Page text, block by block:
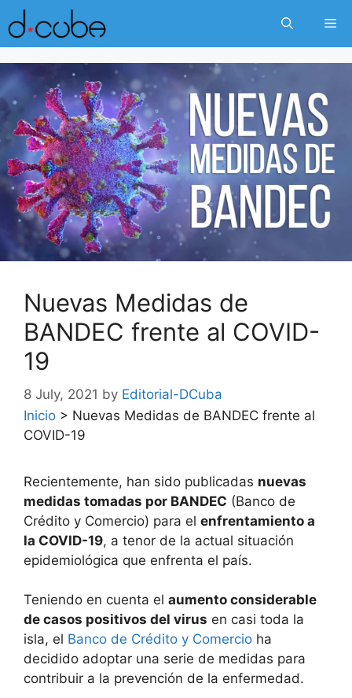
Skip
to
content
Nuevas Medidas de
BANDEC frente al COVID-
19
8 July, 2021 by Editorial-DCuba
Inicio > Nuevas Medidas de BANDEC frente al
COVID-19
Recientemente, han sido publicadas nuevas
medidas tomadas por BANDEC (Banco de
Crédito y Comercio) para el enfrentamiento a
la COVID-19, a tenor de la actual situación
epidemiológica que enfrenta el país.
Teniendo en cuenta el aumento considerable
de casos positivos del virus en casi toda la
isla, el Banco de Crédito y Comercio ha
decidido adoptar una serie de medidas para
contribuir a la prevención de la enfermedad.